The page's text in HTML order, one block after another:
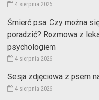
4 sierpnia 2026
Śmierć psa. Czy można
poradzić? Rozmowa z
psychologiem
4 sierpnia 2026
Sesja zdjęciowa z psem
4 sierpnia 2026